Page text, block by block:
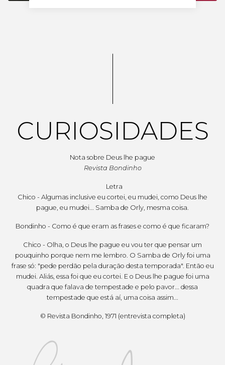
CURIOSIDADES
Nota sobre Deus lhe pague
Revista Bondinho
Letra
Chico - Algumas inclusive eu cortei, eu mudei, como Deus lhe
pague, eu mudei... Samba de Orly, mesma coisa.
Bondinho - Como é que eram as frases e como é que ficaram?
Chico - Olha, o Deus lhe pague eu vou ter que pensar um
pouquinho porque nem me lembro. O Samba de Orly foi uma
frase só: "pede perdão pela duração desta temporada". Então eu
mudei. Aliás, essa foi que eu cortei. E o Deus lhe pague foi uma
quadra que falava de tempestade e pelo pavor... dessa
tempestade que está aí, uma coisa assim...
© Revista Bondinho, 1971 (entrevista completa)